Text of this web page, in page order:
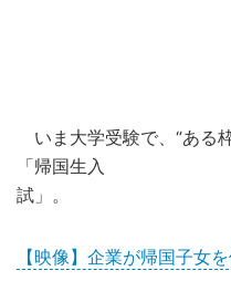
いま大学受験で、“ある
「帰国生入
試
【映像】企業が帰国子女